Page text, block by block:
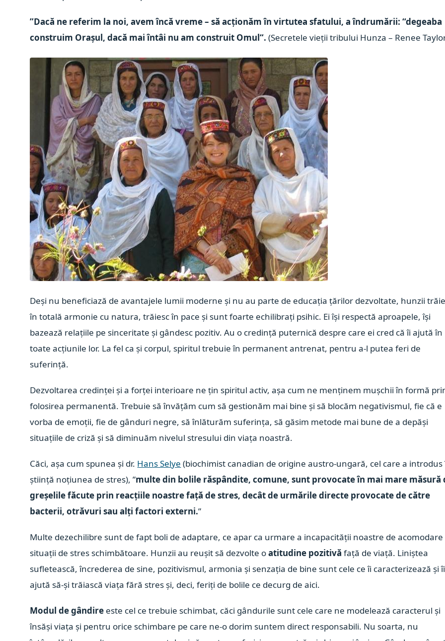
”Dacă ne referim la noi, avem încă vreme – să acționăm în virtutea sfatului, a îndrumării: “degeaba
construim Orașul, dacă mai întâi nu am construit Omul“.(Secretele vieții tribului Hunza – Renee
Deși nu beneficiază de avantajele lumii moderne și nu au parte de educația țărilor dezvoltate, hunzii
în totală armonie cu natura, trăiesc în pace și sunt foarte echilibrați psihic. Ei își respectă aproapele, își
bazează relațiile pe sinceritate și gândesc pozitiv. Au o credință puternică despre care ei cred că îi ajută în
toate acțiunile lor. La fel ca și corpul, spiritul trebuie în permanent antrenat, pentru a-l putea feri de
suferință.
Dezvoltarea credinței și a forței interioare ne țin spiritul activ, așa cum ne menținem mușchii în formă
folosirea permanentă. Trebuie să învățăm cum să gestionăm mai bine și să blocăm negativismul, fie că e
vorba de emoții, fie de gânduri negre, să înlăturăm suferința, să găsim metode mai bune de a depăși
situațiile de criză și să diminuăm nivelul stresului din viața noastră.
Căci, așa cum spunea și dr. Hans Selye (biochimist canadian de origine austro-ungară, cel care a introdus
știință noțiunea de stres), ”multe din bolile răspândite, comune, sunt provocate în mai mare măsură
greșelile făcute prin reacțiile noastre față de stres, decât de urmările directe provocate de către
bacterii, otrăvuri sau alți factori externi.”
Multe dezechilibre sunt de fapt boli de adaptare, ce apar ca urmare a incapacității noastre de acomodare
situații de stres schimbătoare. Hunzii au reușit să dezvolte oatitudine pozitivă față de viață. Liniștea
sufletească, încrederea de sine, pozitivismul, armonia și senzația de bine sunt cele ce îi caracterizează și îi
ajută să-și trăiască viața fără stres și, deci, feriți de bolile ce decurg de aici.
Modul de gândire este cel ce trebuie schimbat, căci gândurile sunt cele care ne modelează caracterul și
însăși viața și pentru orice schimbare pe care ne-o dorim suntem direct responsabili. Nu soarta, nu